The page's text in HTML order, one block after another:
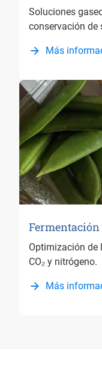
Soluciones
conservación de
Más
Optimización de
CO₂ y nitrógeno.
Más